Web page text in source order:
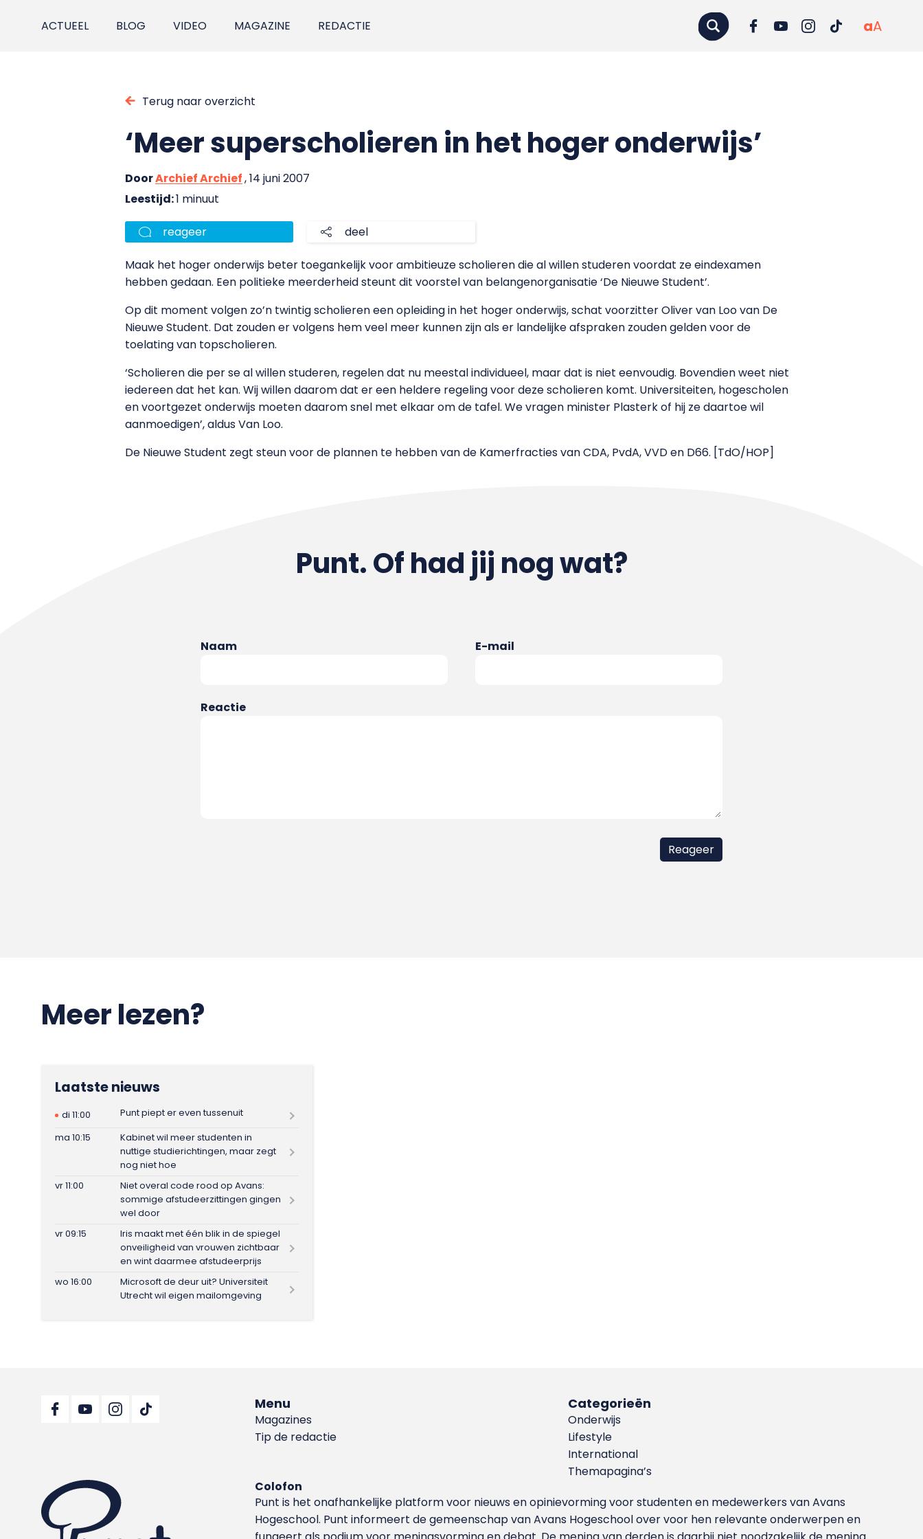
ACTUEEL BLOG VIDEO MAGAZINE REDACTIE aA
Terug naar overzicht
‘Meer superscholieren in het hoger onderwijs’
DoorArchief Archief, 14 juni 2007
Leestijd:1 minuut
reageer deel
Maak het hoger onderwijs beter toegankelijk voor ambitieuze scholieren die al willen studeren voordat ze eindexamen
hebben gedaan. Een politieke meerderheid steunt dit voorstel van belangenorganisatie ‘De Nieuwe Student’.
Op dit moment volgen zo’n twintig scholieren een opleiding in het hoger onderwijs, schat voorzitter Oliver van Loo van De
Nieuwe Student. Dat zouden er volgens hem veel meer kunnen zijn als er landelijke afspraken zouden gelden voor de
toelating van topscholieren.
‘Scholieren die per se al willen studeren, regelen dat nu meestal individueel, maar dat is niet eenvoudig. Bovendien weet niet
iedereen dat het kan. Wij willen daarom dat er een heldere regeling voor deze scholieren komt. Universiteiten, hogescholen
en voortgezet onderwijs moeten daarom snel met elkaar om de tafel. We vragen minister Plasterk of hij ze daartoe wil
aanmoedigen’, aldus Van Loo.
De Nieuwe Student zegt steun voor de plannen te hebben van de Kamerfracties van CDA, PvdA, VVD en D66. [TdO/HOP]
Punt. Of had jij nog wat?
Naam E-mail
Reactie
Meer lezen?
Laatste nieuws
di 11:00
Punt piept er even tussenuit
ma 10:15
Kabinet wil meer studenten in
nuttige studierichtingen, maar zegt
nog niet hoe
vr 11:00
Niet overal code rood op Avans:
sommige afstudeerzittingen gingen
wel door
vr 09:15
Iris maakt met één blik in de spiegel
onveiligheid van vrouwen zichtbaar
en wint daarmee afstudeerprijs
wo 16:00
Microsoft de deur uit? Universiteit
Utrecht wil eigen mailomgeving
Menu
Magazines
Tip de redactie
Categorieën
Onderwijs
Lifestyle
International
Themapagina’s
Colofon
Punt is het onafhankelijke platform voor nieuws en opinievorming voor studenten en medewerkers van Avans
Hoge­school. Punt informeert de gemeenschap van Avans Hogeschool over voor hen relevante onderwerpen en